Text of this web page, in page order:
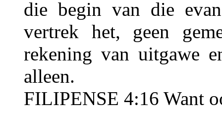
die begin van die
vertrek het, geen
rekening van uitgawe
alleen.
FILIPENSE 4:16 Want